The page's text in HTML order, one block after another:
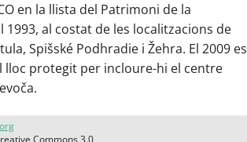
en la llista del Patrimoni de la
1993, al costat de les localitzacions de
Spišské Podhradie i Žehra. El 2009 es
lloc protegit per incloure-hi el centre
Commons 3.0